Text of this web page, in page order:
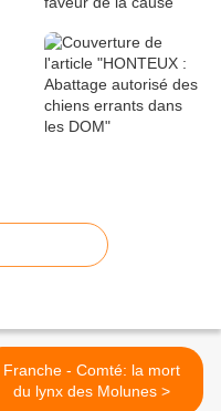
Franche - Comté: la mort
du lynx des Molunes >